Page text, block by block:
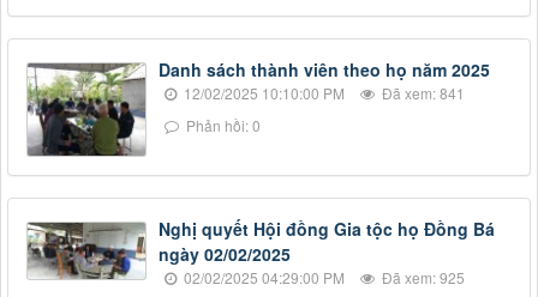
Danh sách thành viên theo họ năm 2025
12/02/2025 10:10:00 PM
Đã xem: 841
Phản hồi: 0
Nghị quyết Hội đồng Gia tộc họ Đồng Bá
ngày 02/02/2025
02/02/2025 04:29:00 PM
Đã xem: 925